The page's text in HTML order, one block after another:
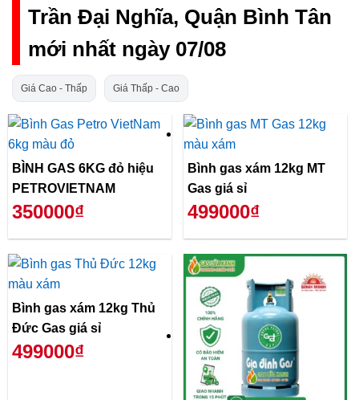
Trần Đại Nghĩa, Quận Bình Tân
mới nhất ngày 07/08
Giá Cao - Thấp Giá Thấp - Cao
BÌNH GAS 6KG đỏ hiệu
PETROVIETNAM
350000₫
Bình gas xám 12kg MT
Gas giá sỉ
499000₫
Bình gas xám 12kg Thủ
Đức Gas giá sỉ
499000₫